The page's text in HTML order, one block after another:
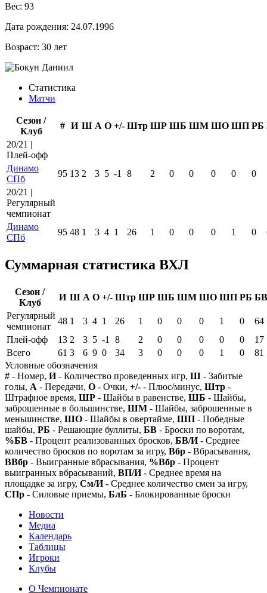
Вес: 93
Дата рождения: 24.07.1996
Возраст: 30 лет
Статистика
Матчи
Сезон /
Клуб
# И Ш А О +/- Штр ШР ШБ ШМ ШО ШП РБ
20/21 |
Плей-офф
Динамо
СПб
95 13 2 3 5 -1 8 2 0 0 0 0 0
20/21 |
Регулярный
чемпионат
Динамо
СПб
95 48 1 3 4 1 26 1 0 0 0 1 0
Суммарная статистика ВХЛ
Сезон /
Клуб
И Ш А О +/- Штр ШР ШБ ШМ ШО ШП РБ БВ
Регулярный
чемпионат
48 1 3 4 1 26 1 0 0 0 1 0
64
Плей-офф
13 2 3 5 -1 8 2 0 0 0 0 0
17
Всего
61 3 6 9 0 34 3 0 0 0 1 0
81
Условные обозначения
# - Номер, И- Количество проведенных игр, Ш - Забитые
голы, А - Передачи, О - Очки, +/- - Плюс/минус, Штр -
Штрафное время, ШР - Шайбы в равенстве, ШБ - Шайбы,
заброшенные в большинстве, ШМ - Шайбы, заброшенные в
меньшинстве, ШО - Шайбы в овертайме, ШП - Победные
шайбы, РБ - Решающие буллиты, БВ - Броски по воротам,
%БВ - Процент реализованных бросков, БВ/И- Среднее
количество бросков по воротам за игру, Вбр - Вбрасывания,
ВВбр - Выигранные вбрасывания, %Вбр - Процент
выигранных вбрасываний, ВП/И- Среднее время на
площадке за игру, См/И- Среднее количество смен за игру,
СПр - Силовые приемы, БлБ - Блокированные броски
Новости
Медиа
Календарь
Таблицы
Игроки
Клубы
О Чемпионате